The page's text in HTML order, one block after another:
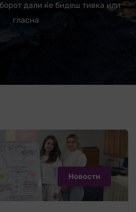
дали ќе бидеш тивка или
гласна
Новости